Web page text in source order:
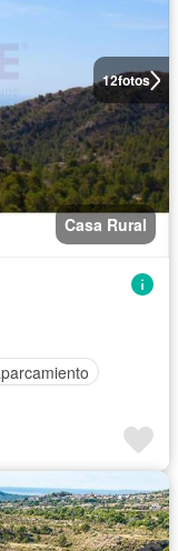
12fotos
Casa Rural